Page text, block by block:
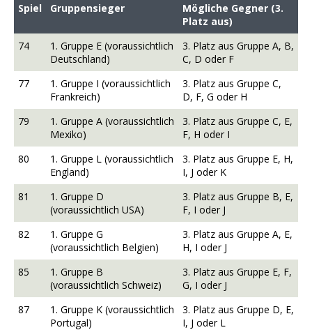
Spiel Gruppensieger
Mögliche Gegner (3.
Platz aus)
74
1. Gruppe E (voraussichtlich
Deutschland)
3. Platz aus Gruppe A, B,
C, D oder F
77
1. Gruppe I (voraussichtlich
Frankreich)
3. Platz aus Gruppe C,
D, F, G oder H
79
1. Gruppe A (voraussichtlich
Mexiko)
3. Platz aus Gruppe C, E,
F, H oder I
80
1. Gruppe L (voraussichtlich
England)
3. Platz aus Gruppe E, H,
I, J oder K
81
1. Gruppe D
(voraussichtlich USA)
3. Platz aus Gruppe B, E,
F, I oder J
82
1. Gruppe G
(voraussichtlich Belgien)
3. Platz aus Gruppe A, E,
H, I oder J
85
1. Gruppe B
(voraussichtlich Schweiz)
3. Platz aus Gruppe E, F,
G, I oder J
87
1. Gruppe K (voraussichtlich
Portugal)
3. Platz aus Gruppe D, E,
I, J oder L